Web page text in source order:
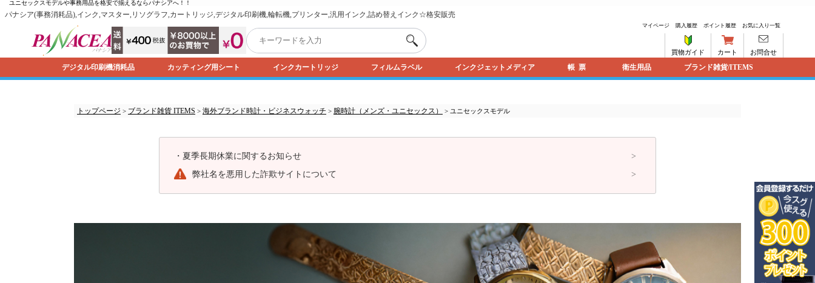
ユニセックスモデルや事務用品を格安で揃えるならパナシアへ！！
パナシア(事務消耗品),インク,マスター,リソグラフ,カートリッジ,デジタル印刷機,輪転機,プリンター,汎用インク,詰め替えインク☆格安販売
マイページ 購入履歴 ポイント履歴 お気に入り一覧
買物ガイド カート お問合せ
デジタル印刷機消耗品 カッティング用シート インクカートリッジ フィルムラベル インクジェットメディア 帳票 衛生用品 ブランド雑貨/ITEMS
トップページ > ブランド雑貨 ITEMS > 海外ブランド時計・ビジネスウォッチ > 腕時計（メンズ・ユニセックス） > ユニセックスモデル
・ 夏季長期休業に関するお知らせ
弊社名を悪用した詐欺サイトについて